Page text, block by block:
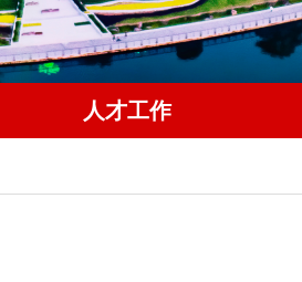
人才工作